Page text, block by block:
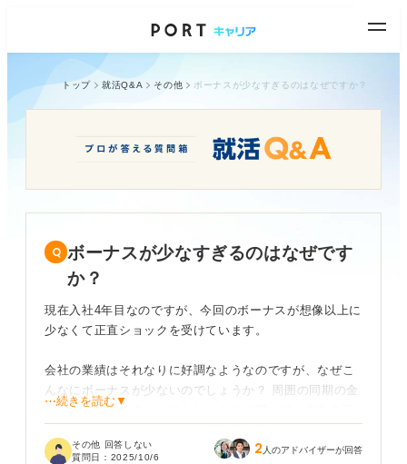
トップ 就活Q&A その他 ボーナスが少なすぎるのはなぜですか？
ボーナスが少なすぎるのはなぜです
か？
現在入社4年目なのですが、今回のボーナスが想像以上に
少なくて正直ショックを受けています。
会社の業績はそれなりに好調なようなのですが、なぜこ
んなにボーナスが少ないのでしょうか？ 周囲の同期の金
額も気になりますが、ストレートには聞けず、自分の評
わからず、モヤモヤしています。
⋯続きを読む▼
その他 回答しない
質問日： 2025/10/6 2 人のアドバイザーが回答